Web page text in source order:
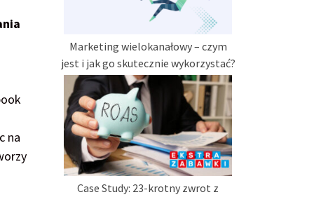
na
Marketing wielokanałowy – czym
jest i jak go skutecznie wykorzystać?
Case Study: 23-krotny zwrot z